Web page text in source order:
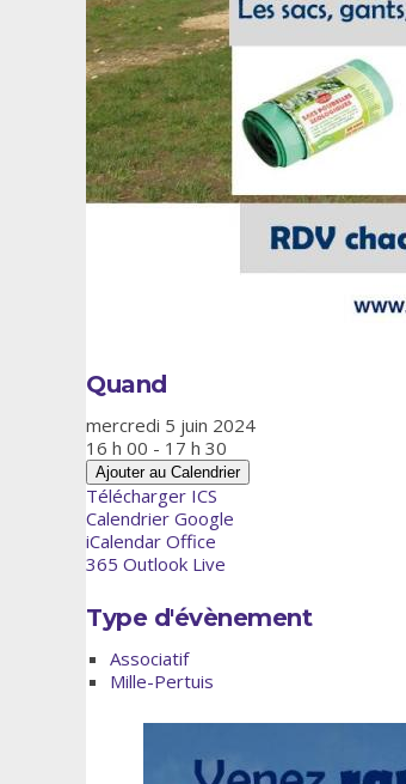
Quand
mercredi 5 juin 2024
16 h 00 - 17 h 30
Ajouter au Calendrier
Télécharger ICS
Calendrier Google
iCalendar Office
365 Outlook Live
Type d'évènement
Associatif
Mille-Pertuis